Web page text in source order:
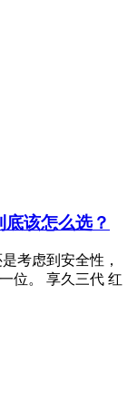
该怎么选？
考虑到安全性，
位。 享久三代 红